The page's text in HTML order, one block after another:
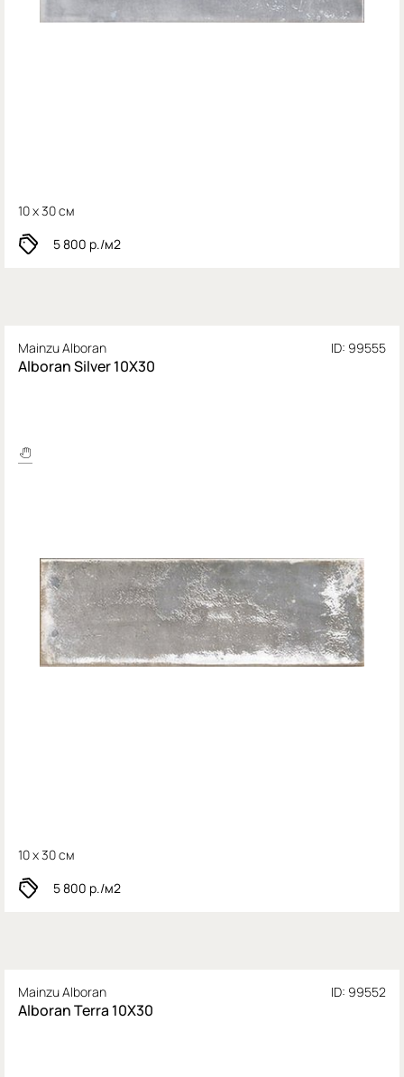
10 x 30 см
5 800 р./м2
Mainzu Alboran ID: 99555
Alboran Silver 10X30
10 x 30 см
5 800 р./м2
Mainzu Alboran ID: 99552
Alboran Terra 10X30